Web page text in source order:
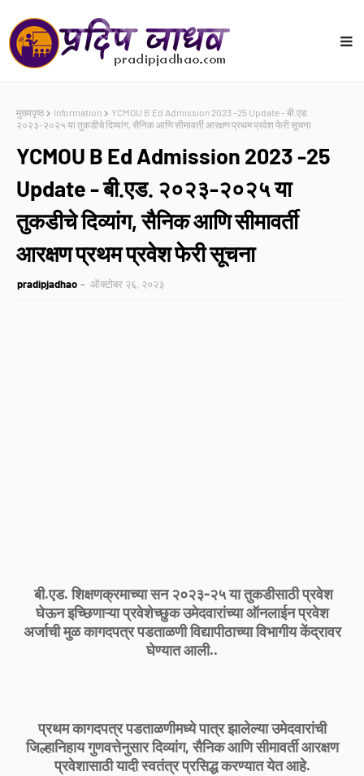
मुख्यपृष्ठ Information
YCMOU B Ed Admission 2023 -25 Update - बी.एड.
२०२३-२०२५ या तुकडीचे दिव्यांग, सैनिक आणि सीमावर्ती आरक्षण प्रथम प्रवेश फेरी सूचना
YCMOU B Ed Admission 2023 -25
Update - बी.एड. २०२३-२०२५ या
तुकडीचे दिव्यांग, सैनिक आणि सीमावर्ती
आरक्षण प्रथम प्रवेश फेरी सूचना
pradipjadhao ऑक्टोबर २६, २०२३
बी.एड. शिक्षणक्रमाच्या सन २०२३-२५ या तुकडीसाठी प्रवेश
घेऊन इच्छिणाऱ्या प्रवेशेच्छुक उमेदवारांच्या ऑनलाईन प्रवेश
अर्जाची मुळ कागदपत्र पडताळणी विद्यापीठाच्या विभागीय केंद्रावर
घेण्यात आली..
प्रथम कागदपत्र पडताळणीमध्ये पात्र झालेल्या उमेदवारांची
जिल्हानिहाय गुणवत्तेनुसार दिव्यांग, सैनिक आणि सीमावर्ती आरक्षण
प्रवेशासाठी यादी स्वतंत्र प्रसिद्ध करण्यात येत आहे.